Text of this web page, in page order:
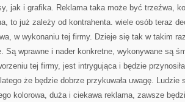
jak i grafika. Reklama taka może być trzeźwa,
to już zależy od kontrahenta. wiele osób teraz
w wykonaniu tej firmy. Dzieje się tak w takim
Są wprawne i nader konkretne, wykonywane są
tej firmy, jest intrygująca i będzie
że będzie dobrze przykuwała uwagę.
kolorowa, duża i ciekawa reklama, zawsze